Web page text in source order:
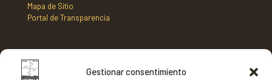
Gestionar consentimiento
Mapa de Sitio
Portal de Transparencia
DIRECCIÓN